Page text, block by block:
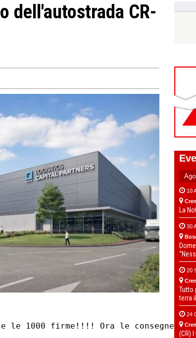
dell'autostrada CR-
le 1000 firme!!!! Ora le
10
La
30
20
Tutto
terra
24
(CR)